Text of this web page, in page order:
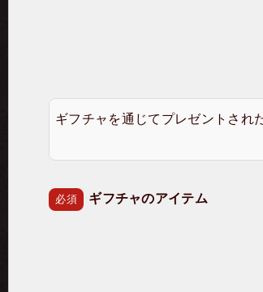
ギフチャを通じてプレゼントされ
必須 ギフチャのアイテム